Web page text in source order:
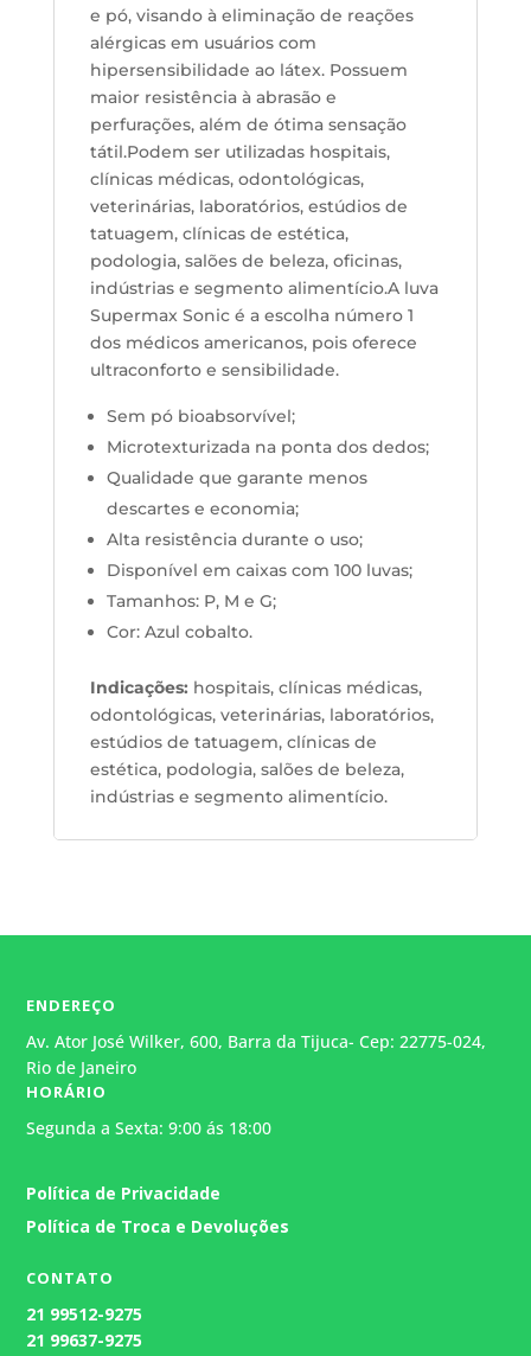
e pó, visando à eliminação de reações
alérgicas em usuários com
hipersensibilidade ao látex. Possuem
maior resistência à abrasão e
perfurações, além de ótima sensação
tátil.Podem ser utilizadas hospitais,
clínicas médicas, odontológicas,
veterinárias, laboratórios, estúdios de
tatuagem, clínicas de estética,
podologia, salões de beleza, oficinas,
indústrias e segmento alimentício.A luva
Supermax Sonic é a escolha número 1
dos médicos americanos, pois oferece
ultraconforto e sensibilidade.
Sem pó bioabsorvível;
Microtexturizada na ponta dos dedos;
Qualidade que garante menos
descartes e economia;
Alta resistência durante o uso;
Disponível em caixas com 100 luvas;
Tamanhos: P, M e G;
Cor: Azul cobalto.
Indicações: hospitais, clínicas médicas,
odontológicas, veterinárias, laboratórios,
estúdios de tatuagem, clínicas de
estética, podologia, salões de beleza,
indústrias e segmento alimentício.
ENDEREÇO
Av. Ator José Wilker, 600, Barra da Tijuca- Cep: 22775-024,
Rio de Janeiro
HORÁRIO
Segunda a Sexta: 9:00 ás 18:00
Política de Privacidade
Política de Troca e Devoluções
CONTATO
21 99512-9275
21 99637-9275
Geralmente responde em alguns